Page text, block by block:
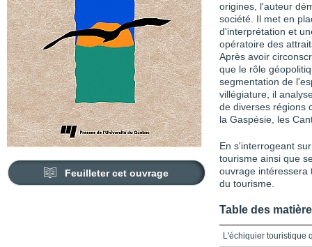
Feuilleter cet ouvrage
origines, l'auteur
société. Il met en
d'interprétation et
opératoire des
Après avoir
que le rôle
segmentation de
villégiature, il
de diverses régions
la Gaspésie, les
En s'interrogeant
tourisme ainsi que
ouvrage intéressera
du tourisme.
Table des
L'échiquier touristique